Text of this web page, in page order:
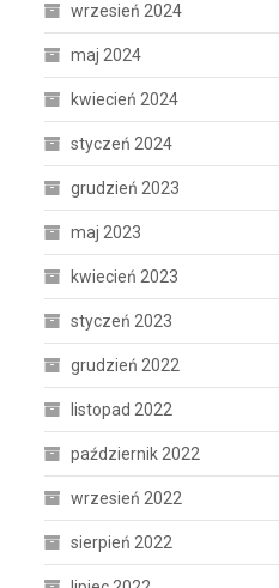
wrzesień 2024
maj 2024
kwiecień 2024
styczeń 2024
grudzień 2023
maj 2023
kwiecień 2023
styczeń 2023
grudzień 2022
listopad 2022
październik 2022
wrzesień 2022
sierpień 2022